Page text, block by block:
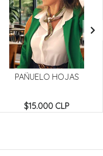
PAÑUELO HOJAS
$15.000 CLP